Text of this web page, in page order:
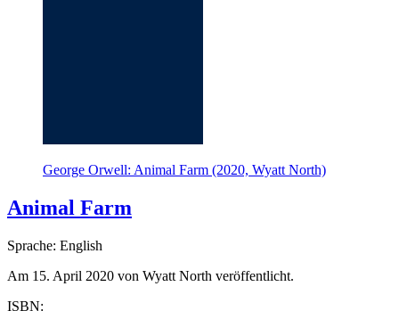
George Orwell: Animal Farm (2020, Wyatt North)
Animal Farm
Sprache: English
Am 15. April 2020 von Wyatt North veröffentlicht.
ISBN: